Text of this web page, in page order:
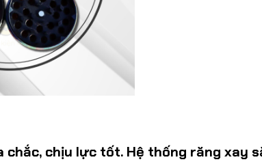
chắc, chịu lực tốt. Hệ thống răng xay